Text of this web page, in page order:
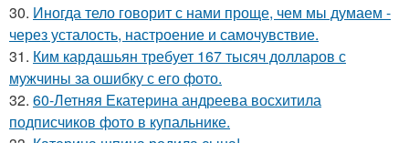
30. Иногда тело говорит с нами проще, чем мы думаем -
через усталость, настроение и самочувствие.
31. Ким кардашьян требует 167 тысяч долларов с
мужчины за ошибку с его фото.
32. 60-Летняя Екатерина андреева восхитила
подписчиков фото в купальнике.